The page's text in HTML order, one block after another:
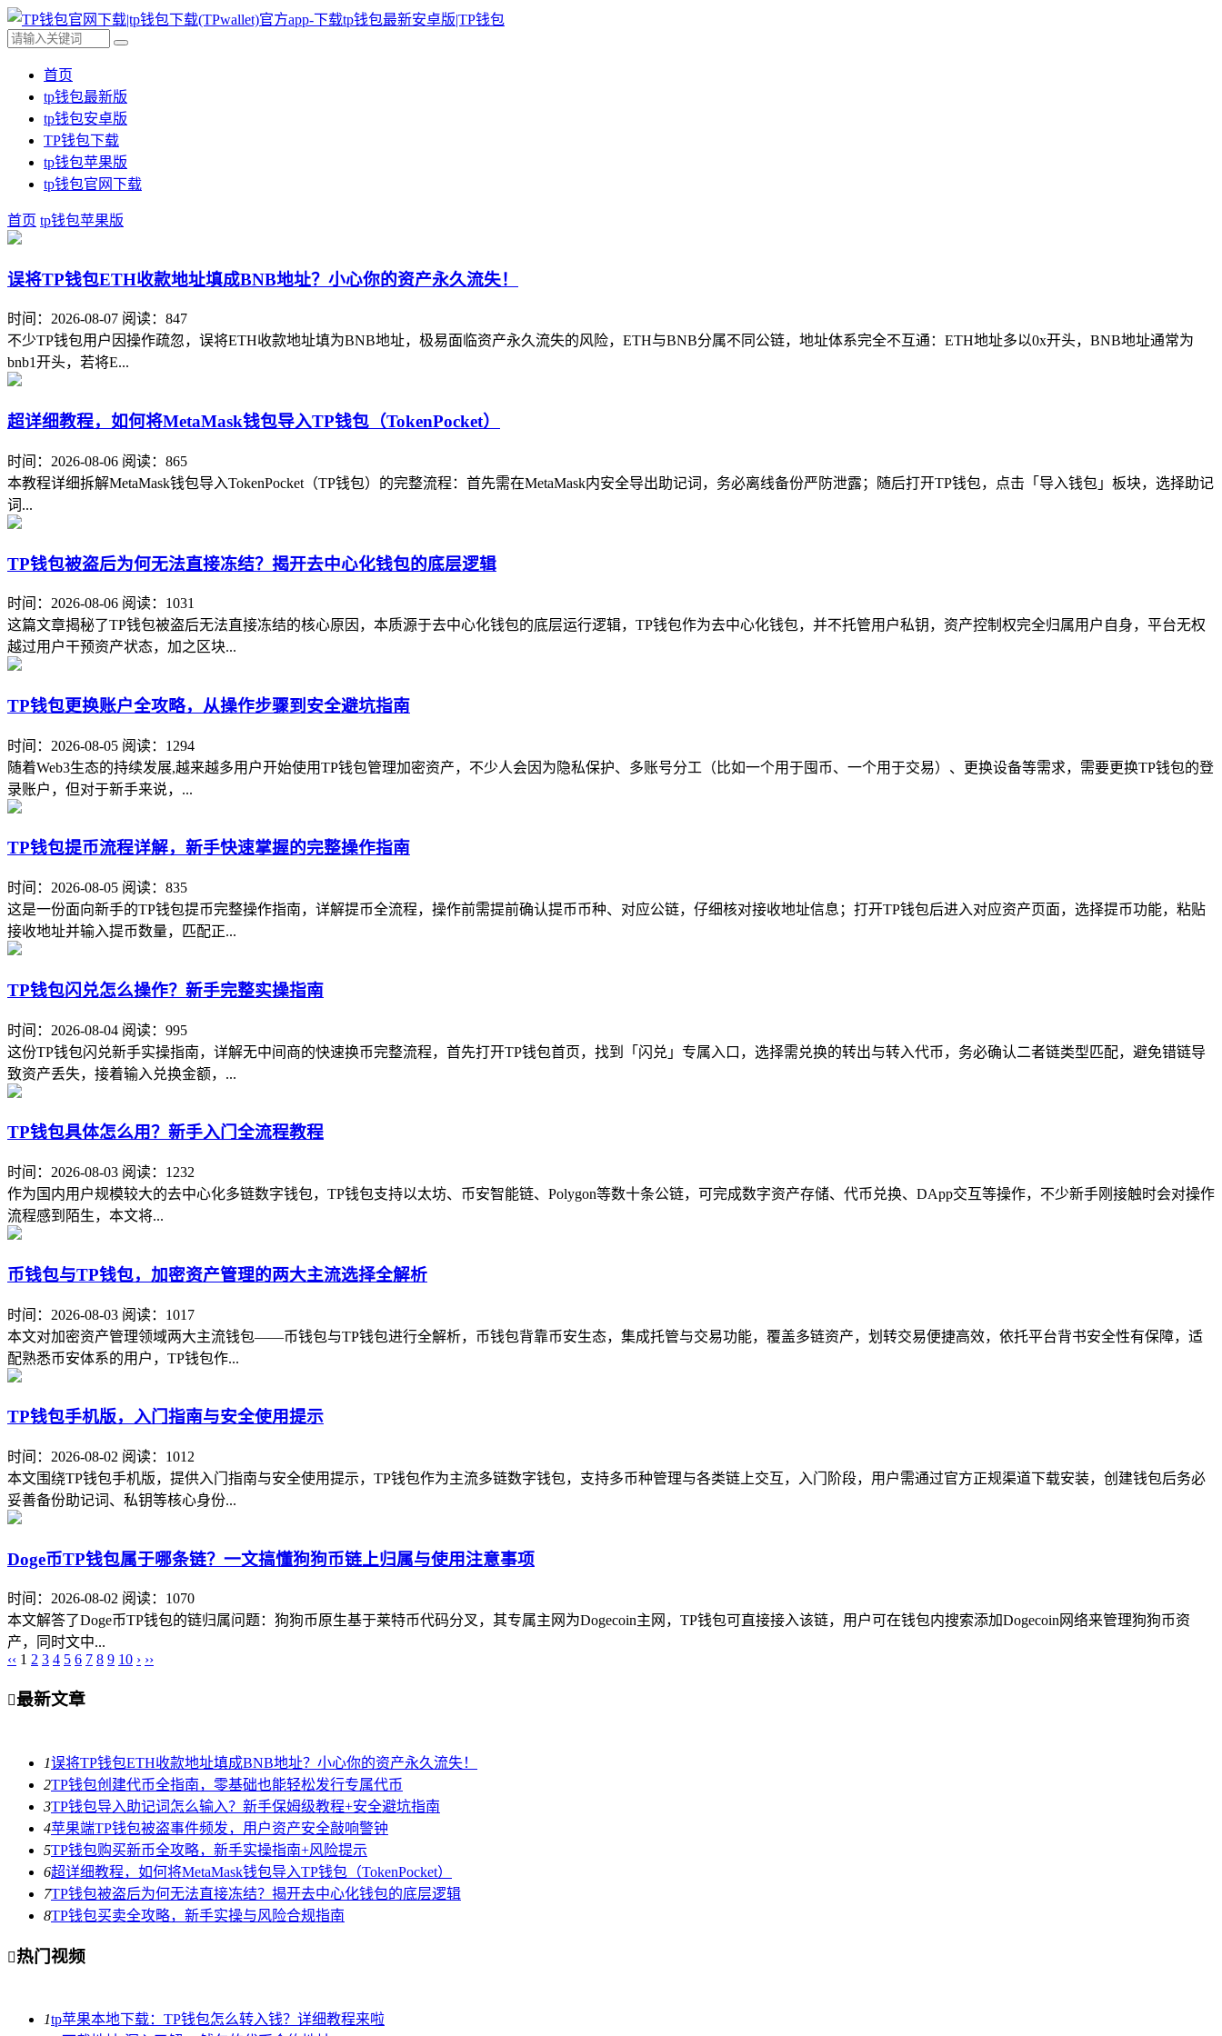
首页
tp钱包最新版
tp钱包安卓版
TP钱包下载
tp钱包苹果版
tp钱包官网下载
首页 tp钱包苹果版
误将TP钱包ETH收款地址填成BNB地址？小心你的资产永久流失！
时间：2026-08-07 阅读：847
不少TP钱包用户因操作疏忽，误将ETH收款地址填为BNB地址，极易面临资产永久流失的风险，ETH与BNB分属不同公链，地址体系完全不互通：ETH地址多以0x开头，BNB地址通常为
bnb1开头，若将E...
超详细教程，如何将MetaMask钱包导入TP钱包（TokenPocket）
时间：2026-08-06 阅读：865
本教程详细拆解MetaMask钱包导入TokenPocket（TP钱包）的完整流程：首先需在MetaMask内安全导出助记词，务必离线备份严防泄露；随后打开TP钱包，点击「导入钱包」板块，选择助记
词...
TP钱包被盗后为何无法直接冻结？揭开去中心化钱包的底层逻辑
时间：2026-08-06 阅读：1031
这篇文章揭秘了TP钱包被盗后无法直接冻结的核心原因，本质源于去中心化钱包的底层运行逻辑，TP钱包作为去中心化钱包，并不托管用户私钥，资产控制权完全归属用户自身，平台无权
越过用户干预资产状态，加之区块...
TP钱包更换账户全攻略，从操作步骤到安全避坑指南
时间：2026-08-05 阅读：1294
随着Web3生态的持续发展,越来越多用户开始使用TP钱包管理加密资产，不少人会因为隐私保护、多账号分工（比如一个用于囤币、一个用于交易）、更换设备等需求，需要更换TP钱包的登
录账户，但对于新手来说，...
TP钱包提币流程详解，新手快速掌握的完整操作指南
时间：2026-08-05 阅读：835
这是一份面向新手的TP钱包提币完整操作指南，详解提币全流程，操作前需提前确认提币币种、对应公链，仔细核对接收地址信息；打开TP钱包后进入对应资产页面，选择提币功能，粘贴
接收地址并输入提币数量，匹配正...
TP钱包闪兑怎么操作？新手完整实操指南
时间：2026-08-04 阅读：995
这份TP钱包闪兑新手实操指南，详解无中间商的快速换币完整流程，首先打开TP钱包首页，找到「闪兑」专属入口，选择需兑换的转出与转入代币，务必确认二者链类型匹配，避免错链导
致资产丢失，接着输入兑换金额，...
TP钱包具体怎么用？新手入门全流程教程
时间：2026-08-03 阅读：1232
作为国内用户规模较大的去中心化多链数字钱包，TP钱包支持以太坊、币安智能链、Polygon等数十条公链，可完成数字资产存储、代币兑换、DApp交互等操作，不少新手刚接触时会对操作
流程感到陌生，本文将...
币钱包与TP钱包，加密资产管理的两大主流选择全解析
时间：2026-08-03 阅读：1017
本文对加密资产管理领域两大主流钱包——币钱包与TP钱包进行全解析，币钱包背靠币安生态，集成托管与交易功能，覆盖多链资产，划转交易便捷高效，依托平台背书安全性有保障，适
配熟悉币安体系的用户，TP钱包作...
TP钱包手机版，入门指南与安全使用提示
时间：2026-08-02 阅读：1012
本文围绕TP钱包手机版，提供入门指南与安全使用提示，TP钱包作为主流多链数字钱包，支持多币种管理与各类链上交互，入门阶段，用户需通过官方正规渠道下载安装，创建钱包后务必
妥善备份助记词、私钥等核心身份...
Doge币TP钱包属于哪条链？一文搞懂狗狗币链上归属与使用注意事项
时间：2026-08-02 阅读：1070
本文解答了Doge币TP钱包的链归属问题：狗狗币原生基于莱特币代码分叉，其专属主网为Dogecoin主网，TP钱包可直接接入该链，用户可在钱包内搜索添加Dogecoin网络来管理狗狗币资
产，同时文中...
‹‹ 1 2 3 4 5 6 7 8 9 10 › ››
最新文章
1误将TP钱包ETH收款地址填成BNB地址？小心你的资产永久流失！
2TP钱包创建代币全指南，零基础也能轻松发行专属代币
3TP钱包导入助记词怎么输入？新手保姆级教程+安全避坑指南
4苹果端TP钱包被盗事件频发，用户资产安全敲响警钟
5TP钱包购买新币全攻略，新手实操指南+风险提示
6超详细教程，如何将MetaMask钱包导入TP钱包（TokenPocket）
7TP钱包被盗后为何无法直接冻结？揭开去中心化钱包的底层逻辑
8TP钱包买卖全攻略，新手实操与风险合规指南
热门视频
1tp苹果本地下载：TP钱包怎么转入钱？详细教程来啦